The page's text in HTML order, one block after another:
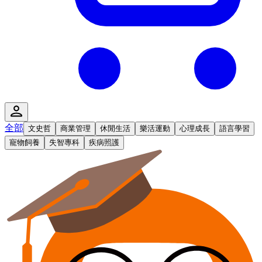
全部 文史哲 商業管理 休閒生活 樂活運動 心理成長
語言學習
寵物飼養
失智專科 疾病照護